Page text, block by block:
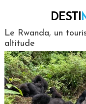
DESTI
Le Rwanda, un
altitude